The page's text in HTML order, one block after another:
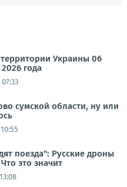
Украины 06
2026 года
сумской области, ну или
поезда": Русские дроны
это значит